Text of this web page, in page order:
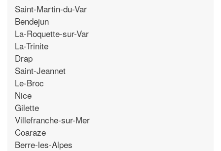
Saint-Martin-du-Var
Bendejun
La-Roquette-sur-Var
La-Trinite
Drap
Saint-Jeannet
Le-Broc
Nice
Gilette
Villefranche-sur-Mer
Coaraze
Berre-les-Alpes